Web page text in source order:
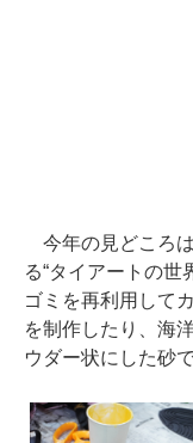
今年の見どころ
る“タイアートの世
ゴミを再利用して
を制作したり、海
ウダー状にした砂